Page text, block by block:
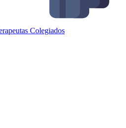
Colegiados